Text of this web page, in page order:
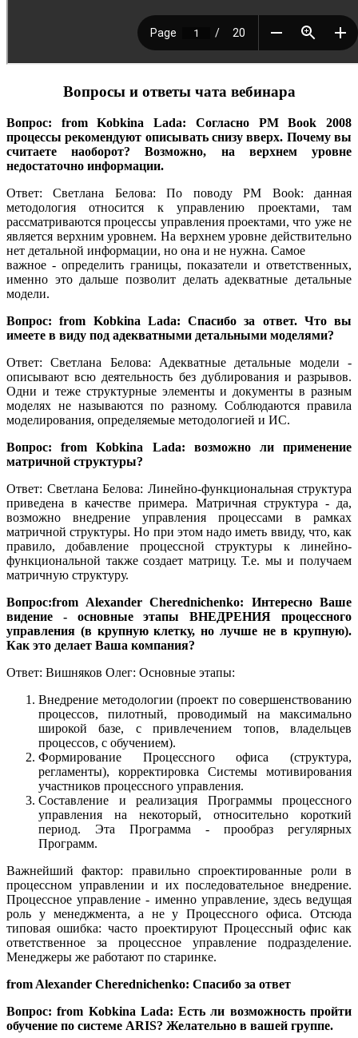
Вопросы и ответы чата вебинара
Вопрос: from Kobkina Lada: Согласно PM Book 2008
процессы рекомендуют описывать снизу вверх. Почему вы
считаете наоборот? Возможно, на верхнем уровне
недостаточно информации.
Ответ: Светлана Белова: По поводу PM Book: данная
методология относится к управлению проектами, там
рассматриваются процессы управления проектами, что уже не
является верхним уровнем. На верхнем уровне действительно
нет детальной информации, но она и не нужна. Самое
важное - определить границы, показатели и ответственных,
именно это дальше позволит делать адекватные детальные
модели.
Вопрос: from Kobkina Lada: Спасибо за ответ. Что вы
имеете в виду под адекватными детальными моделями?
Ответ: Светлана Белова: Адекватные детальные модели -
описывают всю деятельность без дублирования и разрывов.
Одни и теже структурные элементы и документы в разным
моделях не называются по разному. Соблюдаются правила
моделирования, определяемые методологией и ИС.
Вопрос: from Kobkina Lada: возможно ли применение
матричной структуры?
Ответ: Светлана Белова: Линейно-функциональная структура
приведена в качестве примера. Матричная структура - да,
возможно внедрение управления процессами в рамках
матричной структуры. Но при этом надо иметь ввиду, что, как
правило, добавление процессной структуры к линейно-
функциональной также создает матрицу. Т.е. мы и получаем
матричную структуру.
Вопрос:from Alexander Cherednichenko: Интересно Ваше
видение - основные этапы ВНЕДРЕНИЯ процессного
управления (в крупную клетку, но лучше не в крупную).
Как это делает Ваша компания?
Ответ: Вишняков Олег: Основные этапы:
Внедрение методологии (проект по совершенствованию
процессов, пилотный, проводимый на максимально
широкой базе, с привлечением топов, владельцев
процессов, с обучением).
Формирование Процессного офиса (структура,
регламенты), корректировка Системы мотивирования
участников процессного управления.
Составление и реализация Программы процессного
управления на некоторый, относительно короткий
период. Эта Программа - прообраз регулярных
Программ.
Важнейший фактор: правильно спроектированные роли в
процессном управлении и их последовательное внедрение.
Процессное управление - именно управление, здесь ведущая
роль у менеджмента, а не у Процессного офиса. Отсюда
типовая ошибка: часто проектируют Процессный офис как
ответственное за процессное управление подразделение.
Менеджеры же работают по старинке.
from Alexander Cherednichenko: Спасибо за ответ
Вопрос: from Kobkina Lada: Есть ли возможность пройти
обучение по системе ARIS? Желательно в вашей группе.